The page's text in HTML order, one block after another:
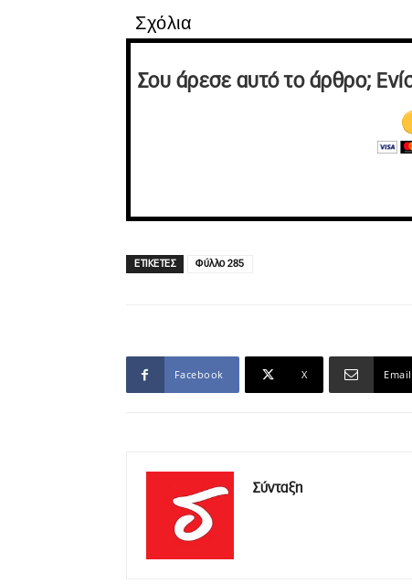
Σχόλια
Σου άρεσε αυτό το άρθρο;
ΕΤΙΚΕΤΕΣ Φύλλο 285
Facebook X Email
Σύνταξη